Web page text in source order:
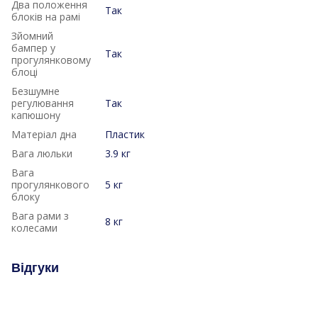
Два положення
блоків на рамі
Так
Зйомний
бампер у
прогулянковому
блоці
Так
Безшумне
регулювання
капюшону
Так
Матеріал дна
Пластик
Вага люльки
3.9 кг
Вага
прогулянкового
блоку
5 кг
Вага рами з
колесами
8 кг
Відгуки